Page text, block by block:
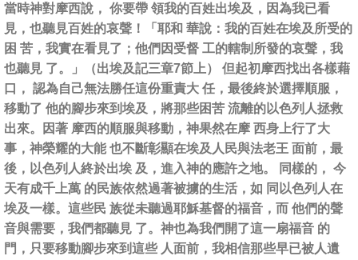
當時神對摩西說， 你要帶 領我的百姓出埃及，因為我已看
見，也聽見百姓的哀聲！「耶和 華說：我的百姓在埃及所受的
困 苦，我實在看見了；他們因受督 工的轄制所發的哀聲，我
也聽見 了。」（出埃及記三章7節上） 但起初摩西找出各樣藉
口， 認為自己無法勝任這份重責大 任，最後終於選擇順服，
移動了 他的腳步來到埃及，將那些困苦 流離的以色列人拯救
出來。因著 摩西的順服與移動，神果然在摩 西身上行了大
事，神榮耀的大能 也不斷彰顯在埃及人民與法老王 面前，最
後，以色列人終於出埃 及，進入神的應許之地。 同樣的， 今
天有成千上萬 的民族依然過著被擄的生活，如 同以色列人在
埃及一樣。這些民 族從未聽過耶穌基督的福音，而 他們的聲
音與需要，我們都聽見 了。神也為我們開了這一扇福音 的
門，只要移動腳步來到這些 人面前，我相信那些早已被人遺